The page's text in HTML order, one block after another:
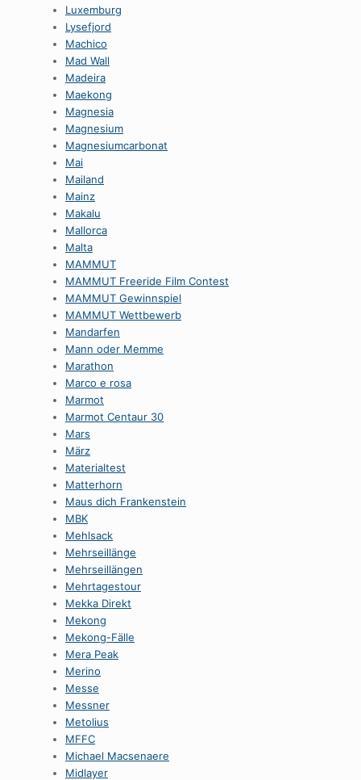
Luxemburg
Lysefjord
Machico
Mad Wall
Madeira
Maekong
Magnesia
Magnesium
Magnesiumcarbonat
Mai
Mailand
Mainz
Makalu
Mallorca
Malta
MAMMUT
MAMMUT Freeride Film Contest
MAMMUT Gewinnspiel
MAMMUT Wettbewerb
Mandarfen
Mann oder Memme
Marathon
Marco e rosa
Marmot
Marmot Centaur 30
Mars
März
Materialtest
Matterhorn
Maus dich Frankenstein
MBK
Mehlsack
Mehrseillänge
Mehrseillängen
Mehrtagestour
Mekka Direkt
Mekong
Mekong-Fälle
Mera Peak
Merino
Messe
Messner
Metolius
MFFC
Michael Macsenaere
Midlayer